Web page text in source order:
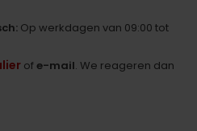
Op werkdagen van 09:00 tot
ofe-mail. We reageren dan